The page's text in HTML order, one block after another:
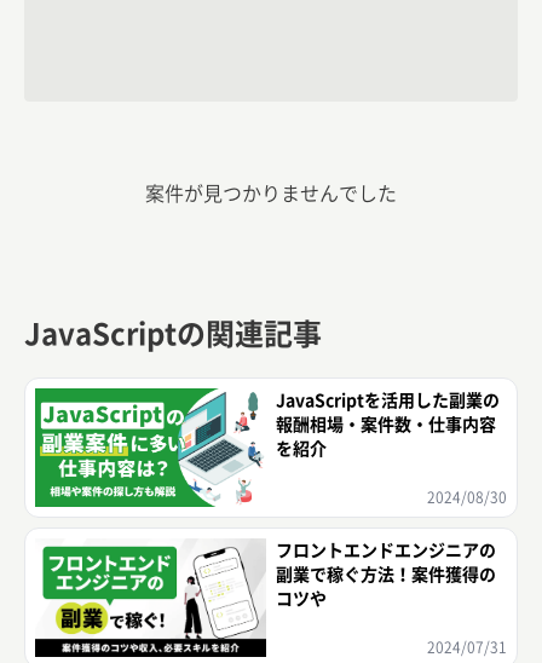
案件が見つかりませんでした
JavaScriptの関連記事
JavaScriptを活用した副業の
報酬相場・案件数・仕事内容
を紹介
2024/08/30
フロントエンドエンジニアの
副業で稼ぐ方法！案件獲得の
コツや
2024/07/31